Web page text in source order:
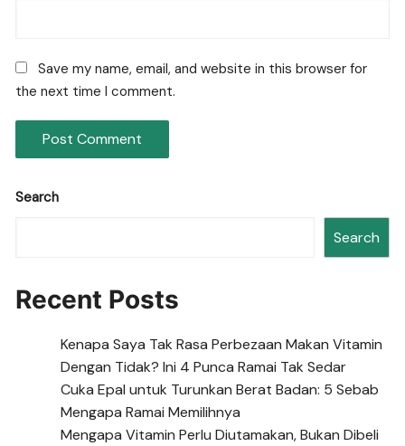
Save my name, email, and website in this browser for
the next time I comment.
Search
Search
Recent Posts
Kenapa Saya Tak Rasa Perbezaan Makan Vitamin
Dengan Tidak? Ini 4 Punca Ramai Tak Sedar
Cuka Epal untuk Turunkan Berat Badan: 5 Sebab
Mengapa Ramai Memilihnya
Mengapa Vitamin Perlu Diutamakan, Bukan Dibeli